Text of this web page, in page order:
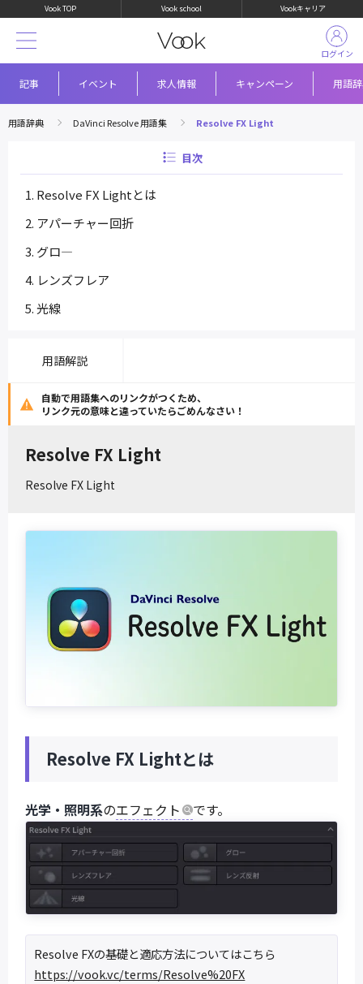
Vook TOP Vook school Vookキャリア
記事 イベント 求人情報 キャンペーン 用語
ログイン
用語辞典 DaVinci Resolve 用語集 Resolve FX Light
目次
Resolve FX Lightとは
アパーチャー回折
グロ―
レンズフレア
光線
用語解説
自動で用語集へのリンクがつくため、
リンク元の意味と違っていたらごめんなさい！
Resolve FX Light
Resolve FX Light
Resolve FX Lightとは
光学・照明系のエフェクト です。
Resolve FXの基礎と適応方法についてはこちら
https://vook.vc/terms/Resolve%20FX